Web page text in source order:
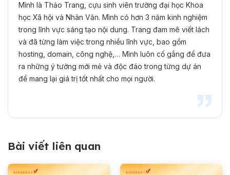
Mình là Thảo Trang, cựu sinh viên trường đại học Khoa
học Xã hội và Nhân Văn. Mình có hơn 3 năm kinh nghiệm
trong lĩnh vực sáng tạo nội dung. Trang đam mê viết lách
và đã từng làm việc trong nhiều lĩnh vực, bao gồm
hosting, domain, công nghệ,… Mình luôn cố gắng để đưa
ra những ý tưởng mới mẻ và độc đáo trong từng dự án
để mang lại giá trị tốt nhất cho mọi người.
Bài viết liên quan